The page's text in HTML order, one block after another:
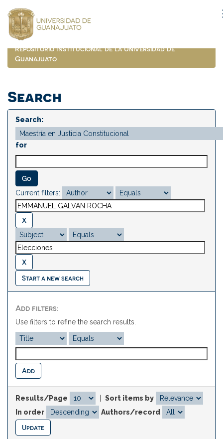
navigation
Repositorio Institucional de la Universidad de
Guanajuato
Search
Search:
for
Current filters:
Start a new search
Add filters:
Use filters to refine the search results.
Results/Page
Sort items by
In order
Authors/record